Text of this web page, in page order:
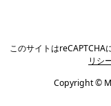
このサイトは
リシ
Copyright ©